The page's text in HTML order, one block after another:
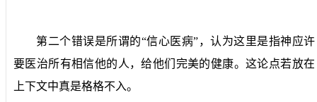
第二个错误是所谓的“信心医病”，认为这里是指神应许
要医治所有相信他的人，给他们完美的健康。这论点若放在
上下文中真是格格不入。